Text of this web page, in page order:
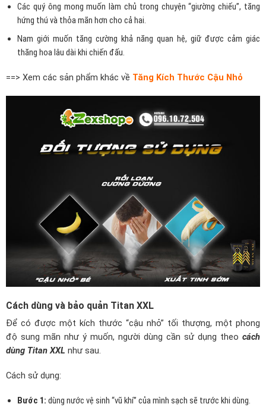
Các quý ông mong muốn làm chủ trong chuyện “giường chiếu”, tăng
hứng thú và thỏa mãn hơn cho cả hai.
Nam giới muốn tăng cường khả năng quan hệ, giữ được cảm giác
thăng hoa lâu dài khi chiến đấu.
==> Xem các sản phẩm khác về Tăng Kích Thước Cậu Nhỏ
Cách dùng và bảo quản Titan XXL
Để có được một kích thước “cậu nhỏ” tối thượng, một phong
độ sung mãn như ý muốn, người dùng cần sử dụng theo cách
dùng Titan XXL như sau.
Cách sử dụng:
Bước 1:dùng nước vệ sinh “vũ khí” của mình sạch sẽ trước khi dùng.